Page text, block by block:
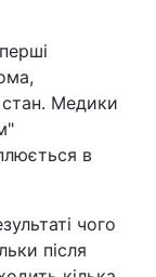
стан. Медики
в
чого
після